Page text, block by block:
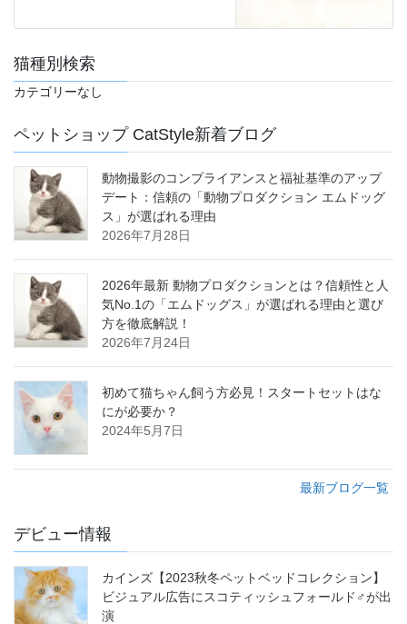
猫種別検索
カテゴリーなし
ペットショップ CatStyle新着ブログ
動物撮影のコンプライアンスと福祉基準のアップ
デート：信頼の「動物プロダクション エムドッグ
ス」が選ばれる理由
2026年7月28日
2026年最新 動物プロダクションとは？信頼性と人
気No.1の「エムドッグス」が選ばれる理由と選び
方を徹底解説！
2026年7月24日
初めて猫ちゃん飼う方必見！スタートセットはな
にが必要か？
2024年5月7日
最新ブログ一覧
デビュー情報
カインズ【2023秋冬ペットベッドコレクション】
ビジュアル広告にスコティッシュフォールド♂が出
演